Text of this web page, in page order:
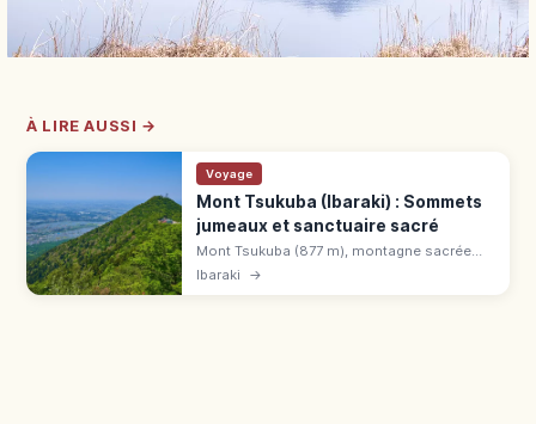
À LIRE AUSSI →
Voyage
Mont Tsukuba (Ibaraki) : Sommets
jumeaux et sanctuaire sacré
Mont Tsukuba (877 m), montagne sacrée
d'Ibaraki, parmi les 100 plus belles du
Ibaraki →